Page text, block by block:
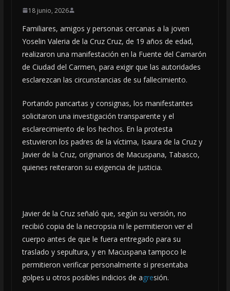
18 junio, 2026
Familiares, amigos y personas cercanas a la joven
Yoselin Valeria de la Cruz Cruz, de 19 años de edad,
realizaron una manifestación en la Fuente del Camarón
de Ciudad del Carmen, para exigir que las autoridades
esclarezcan las circunstancias de su fallecimiento.
Portando pancartas y consignas, los manifestantes
solicitaron una investigación transparente y el
esclarecimiento de los hechos. En la protesta
estuvieron los padres de la víctima, Isaura de la Cruz y
Javier de la Cruz, originarios de Macuspana, Tabasco,
quienes reiteraron su exigencia de justicia.
Javier de la Cruz señaló que, según su versión, no
recibió copia de la necropsia ni le permitieron ver el
cuerpo antes de que le fuera entregado para su
traslado y sepultura, y en Macuspana tampoco le
permitieron verificar personalmente si presentaba
golpes u otros posibles indicios de agresión.